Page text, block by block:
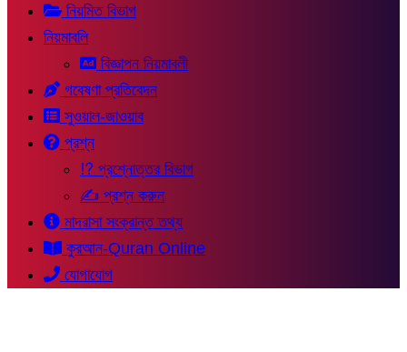
নিয়মিত বিভাগ
নিয়মাবলি
বিজ্ঞাপন নিয়মাবলী
গবেষণা প্রতিবেদন
সুওয়াল-জাওয়াব
প্রশ্ন
⁉ প্রশ্নোত্তর বিভাগ
✍ প্রশ্ন করুন
মাদরাসা সংক্রান্ত তথ্য
কুরআন-Quran Online
যোগাযোগ